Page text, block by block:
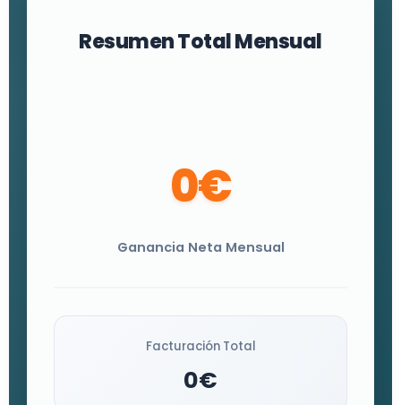
Resumen Total Mensual
0€
Ganancia Neta Mensual
Facturación Total
0€